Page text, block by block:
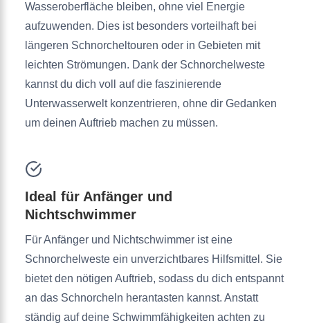
Wasseroberfläche bleiben, ohne viel Energie
aufzuwenden. Dies ist besonders vorteilhaft bei
längeren Schnorcheltouren oder in Gebieten mit
leichten Strömungen. Dank der Schnorchelweste
kannst du dich voll auf die faszinierende
Unterwasserwelt konzentrieren, ohne dir Gedanken
um deinen Auftrieb machen zu müssen.
Ideal für Anfänger und
Nichtschwimmer
Für Anfänger und Nichtschwimmer ist eine
Schnorchelweste ein unverzichtbares Hilfsmittel. Sie
bietet den nötigen Auftrieb, sodass du dich entspannt
an das Schnorcheln herantasten kannst. Anstatt
ständig auf deine Schwimmfähigkeiten achten zu